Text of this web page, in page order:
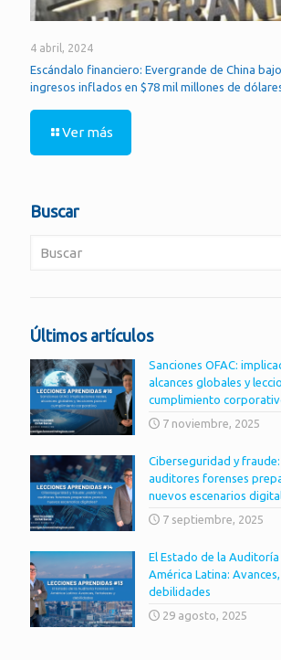
4 abril, 2024
Escándalo financiero: Evergrande de China
ingresos inflados en $78 mil millones de
Ver más
Buscar
Últimos artículos
Sanciones OFAC:
alcances globales y
cumplimiento
7 noviembre, 2025
Ciberseguridad y fraude:
auditores forenses
nuevos escenarios
7 septiembre, 2025
El Estado de la Auditoría
América Latina:
debilidades
29 agosto, 2025